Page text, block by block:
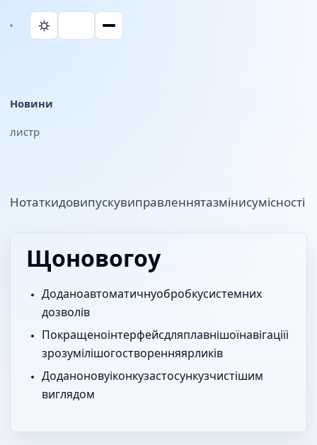
Новини
11 лист. 2025 р.
Нотатки до випуску, виправлення та зміни сумісності Parall.
Що нового у 1.0.8
Додано автоматичну обробку системних
дозволів.
Покращено інтерфейс для плавнішої навігації і
зрозумілішого створення ярликів.
Додано нову іконку застосунку з чистішим
виглядом.